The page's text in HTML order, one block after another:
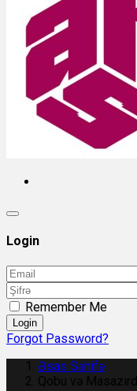
Login
Remember Me
Login
Forgot Password?
Əsas Səhifə
Qobu və